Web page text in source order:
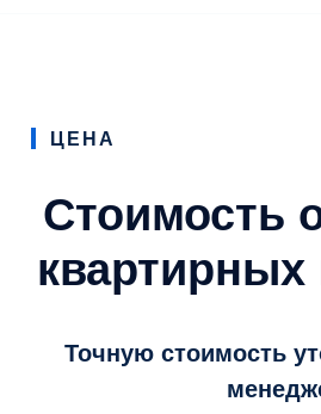
ЦЕНА
Стоимость
квартирных
Точную стоимость